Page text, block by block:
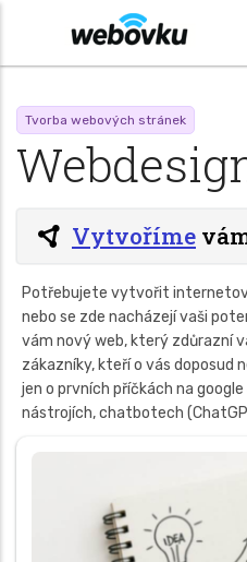
Tvorba webových stránek
Vytvoříme
Potřebujete vytvořit
nebo se zde nacházejí vaši
vám nový web, který zdůrazní
zákazníky, kteří o vás doposud
jen o prvních příčkách na
nástrojích, chatbotech